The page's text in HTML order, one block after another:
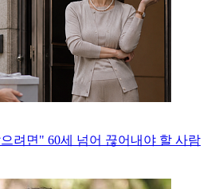
려면" 60세 넘어 끊어내야 할 사람